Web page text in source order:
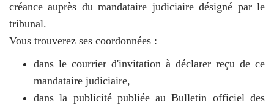
créance auprès du mandataire judiciaire désigné par le
tribunal.
Vous trouverez ses coordonnées :
dans le courrier d'invitation à déclarer reçu de ce
mandataire judiciaire,
dans la publicité publiée au Bulletin officiel des